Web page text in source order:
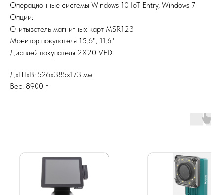
Операционные системы Windows 10 IoT Entry, Windows 7
Опции:
Считыватель магнитных карт MSR123
Монитор покупателя 15.6", 11.6"
Дисплей покупателя 2X20 VFD
ДxШxВ: 526x385x173 мм
Вес: 8900 г